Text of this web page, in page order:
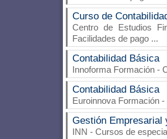
Curso de
Centro de Estudios
Facilidades de pago ...
Contabilidad Básica
Innoforma Formación -
Contabilidad Básica
Euroinnova Formación -
Gestión Empresarial
INN - Cursos de